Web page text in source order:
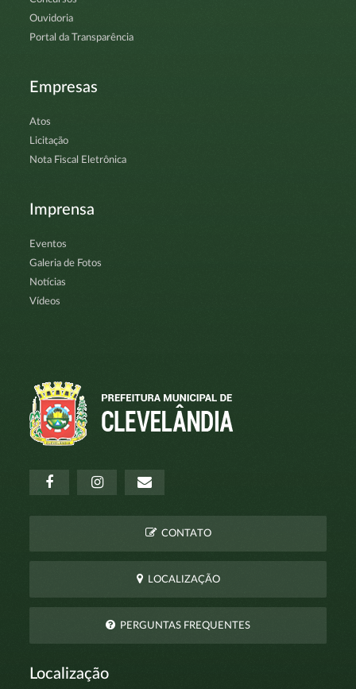
Ouvidoria
Portal da Transparência
Empresas
Atos
Licitação
Nota Fiscal Eletrônica
Imprensa
Eventos
Galeria de Fotos
Notícias
Vídeos
CONTATO
LOCALIZAÇÃO
PERGUNTAS FREQUENTES
Localização